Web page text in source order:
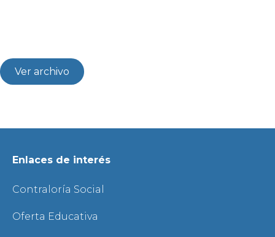
Ver archivo
Enlaces de interés
Contraloría Social
Oferta Educativa